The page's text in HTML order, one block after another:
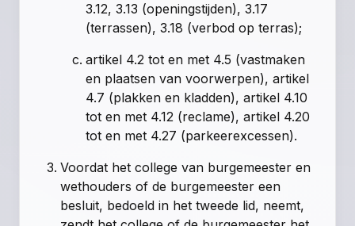
3.12, 3.13 (openingstijden), 3.17
(terrassen), 3.18 (verbod op terras);
artikel 4.2 tot en met 4.5 (vastmaken
en plaatsen van voorwerpen), artikel
4.7 (plakken en kladden), artikel 4.10
tot en met 4.12 (reclame), artikel 4.20
tot en met 4.27 (parkeerexcessen).
Voordat het college van burgemeester en
wethouders of de burgemeester een
besluit, bedoeld in het tweede lid, neemt,